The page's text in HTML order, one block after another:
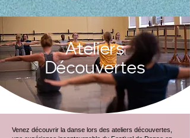
Ateliers
Découvertes
Venez découvrir la danse lors des ateliers découvertes,